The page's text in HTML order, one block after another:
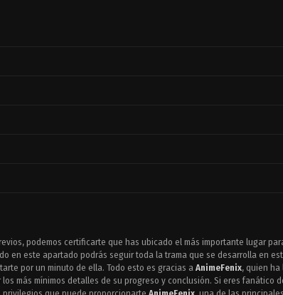
podemos certificarte que has ubicado el más importante lugar
en este apartado podrás seguir toda la trama que se desarrolla en
por un minuto de ella. Todo esto es gracias a AnimeFenix, quien
más mínimos detalles de su progreso y conclusión. Si eres fanático